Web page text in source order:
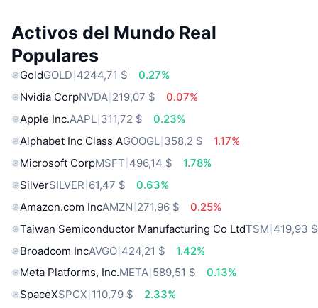
Activos del Mundo Real
Populares
GoldGOLD 4244,71 $
0.27%
Nvidia CorpNVDA 219,07 $
0.07%
Apple Inc.AAPL 311,72 $
0.23%
Alphabet Inc Class AGOOGL 358,2 $
1.17%
Microsoft CorpMSFT 496,14 $
1.78%
SilverSILVER 61,47 $
0.63%
Amazon.com IncAMZN 271,96 $
0.25%
Taiwan Semiconductor Manufacturing Co LtdTSM 419,93 $
Broadcom IncAVGO 424,21 $
1.42%
Meta Platforms, Inc.META 589,51 $
0.13%
SpaceXSPCX 110,79 $
2.33%